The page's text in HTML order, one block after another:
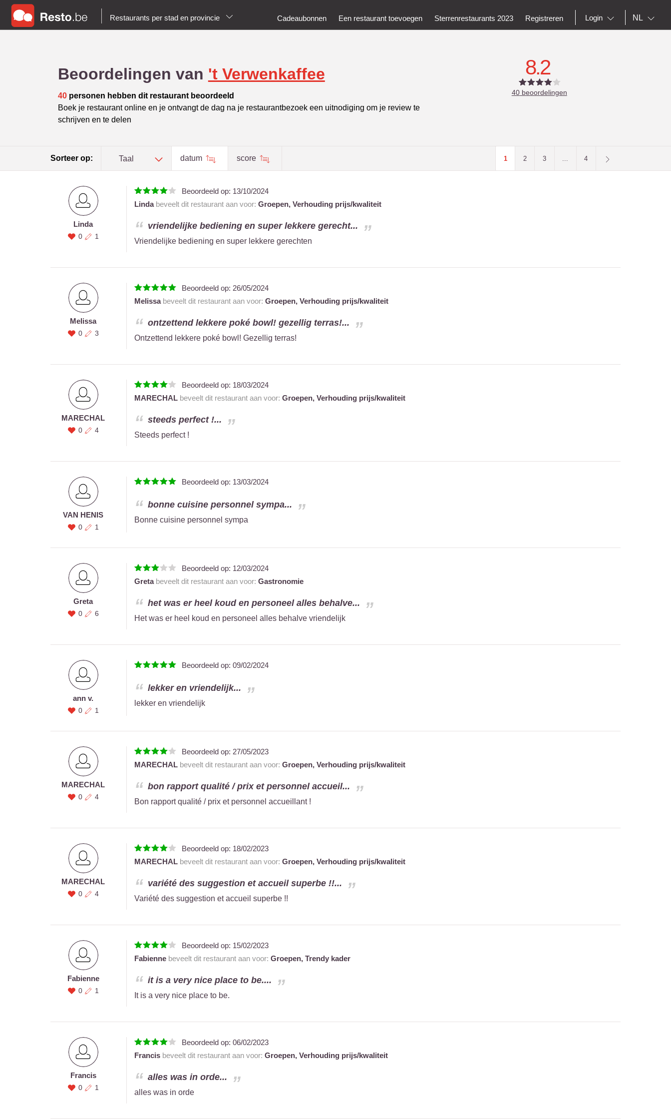
Restaurants per stad en provincie Cadeaubonnen Een restaurant toevoegen Sterrenrestaurants 2023 Registreren Login NL
Beoordelingen van 't Verwenkaffee
40personen hebben dit restaurant beoordeeld
Boek je restaurant online en je ontvangt de dag na je restaurantbezoek een uitnodiging om je review te
schrijven en te delen
8.2
40beoordelingen
Sorteer op: Taal datum score 1 2 3 ... 4
Linda
0 1
Beoordeeld op: 13/10/2024
Lindabeveelt dit restaurant aan voor: Groepen, Verhouding prijs/kwaliteit
vriendelijke bediening en super lekkere gerecht...
Vriendelijke bediening en super lekkere gerechten
Melissa
0 3
Beoordeeld op: 26/05/2024
Melissabeveelt dit restaurant aan voor: Groepen, Verhouding prijs/kwaliteit
ontzettend lekkere poké bowl! gezellig terras!...
Ontzettend lekkere poké bowl! Gezellig terras!
MARECHAL
0 4
Beoordeeld op: 18/03/2024
MARECHALbeveelt dit restaurant aan voor: Groepen, Verhouding prijs/kwaliteit
steeds perfect !...
Steeds perfect !
VAN HENIS
0 1
Beoordeeld op: 13/03/2024
bonne cuisine personnel sympa...
Bonne cuisine personnel sympa
Greta
0 6
Beoordeeld op: 12/03/2024
Gretabeveelt dit restaurant aan voor: Gastronomie
het was er heel koud en personeel alles behalve...
Het was er heel koud en personeel alles behalve vriendelijk
ann v.
0 1
Beoordeeld op: 09/02/2024
lekker en vriendelijk...
lekker en vriendelijk
MARECHAL
0 4
Beoordeeld op: 27/05/2023
MARECHALbeveelt dit restaurant aan voor: Groepen, Verhouding prijs/kwaliteit
bon rapport qualité / prix et personnel accueil...
Bon rapport qualité / prix et personnel accueillant !
MARECHAL
0 4
Beoordeeld op: 18/02/2023
MARECHALbeveelt dit restaurant aan voor: Groepen, Verhouding prijs/kwaliteit
variété des suggestion et accueil superbe !!...
Variété des suggestion et accueil superbe !!
Fabienne
0 1
Beoordeeld op: 15/02/2023
Fabiennebeveelt dit restaurant aan voor: Groepen, Trendy kader
it is a very nice place to be....
It is a very nice place to be.
Francis
0 1
Beoordeeld op: 06/02/2023
Francisbeveelt dit restaurant aan voor: Groepen, Verhouding prijs/kwaliteit
alles was in orde...
alles was in orde